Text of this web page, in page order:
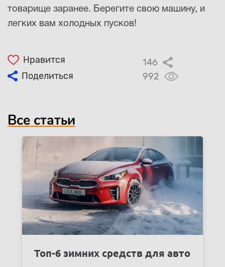
товарище заранее. Берегите свою машину, и
легких вам холодных пусков!
Нравится
Поделиться
146
992
Все статьи
Топ-6 зимних средств для авто